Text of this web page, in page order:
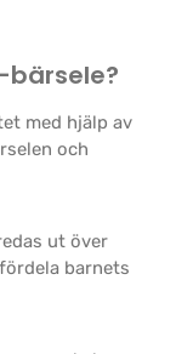
bärsele?
med hjälp av
och
ut över
barnets